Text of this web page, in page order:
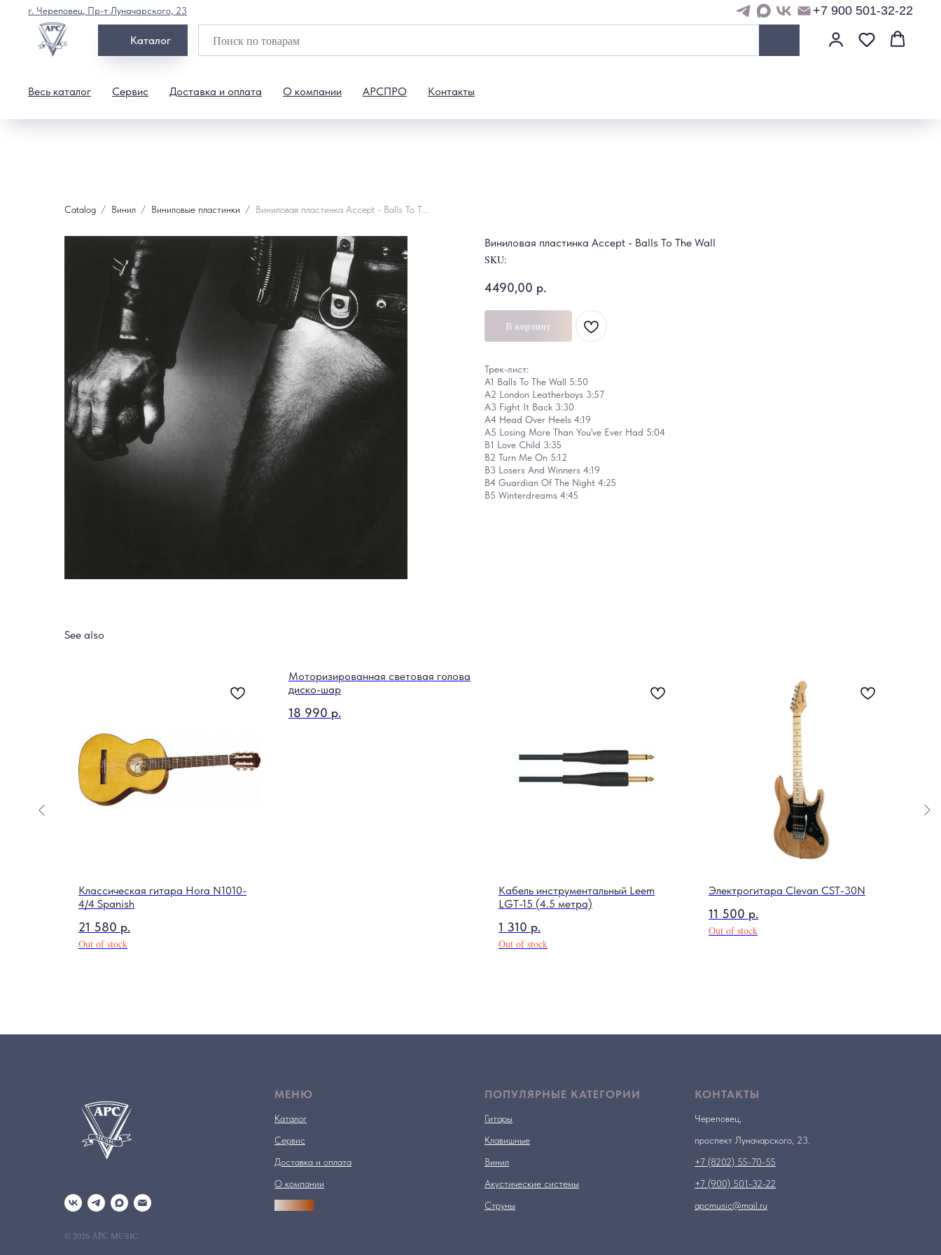
Каталог
Весь каталог Сервис Доставка и оплата О компании АРСПРО Контакты
г. Череповец, Пр-т Луначарского, 23 +7 900 501-32-22
Catalog Винил Виниловые пластинки
Виниловая пластинка Accept - Balls To The Wall
SKU:
4490,00 р.
В корзину
Трек-лист:
A1 Balls To The Wall 5:50
A2 London Leatherboys 3:57
A3 Fight It Back 3:30
A4 Head Over Heels 4:19
A5 Losing More Than You've Ever Had 5:04
B1 Love Child 3:35
B2 Turn Me On 5:12
B3 Losers And Winners 4:19
B4 Guardian Of The Night 4:25
B5 Winterdreams 4:45
See also
Классическая гитара Hora N1010-
4/4 Spanish
21 580 р.
Out of stock
Моторизированная световая голова
диско-шар
18 990 р.
Кабель инструментальный Leem
LGT-15 (4.5 метра)
1 310 р.
Out of stock
Электрогитара Clevan CST-30N
11 500 р.
Out of stock
© 2026 АРС MUSIC
МЕНЮ
Каталог
Сервис
Доставка и оплата
О компании
ПОПУЛЯРНЫЕ КАТЕГОРИИ
Гитары
Клавишные
Винил
Акустические системы
Струны
КОНТАКТЫ
Череповец,
проспект Луначарского, 23.
+7 (8202) 55-70-55
+7 (900) 501-32-22
apcmusic@mail.ru